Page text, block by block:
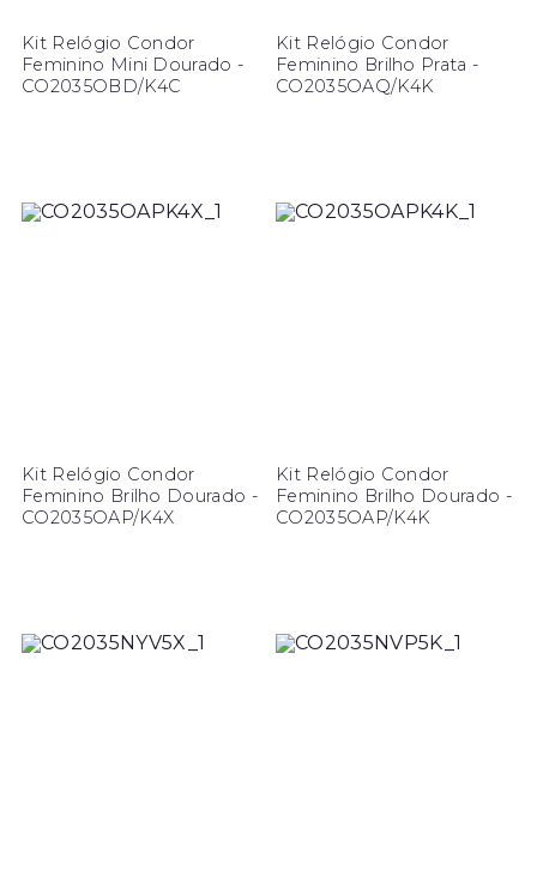
Kit Relógio Condor
Feminino Mini Dourado -
CO2035OBD/K4C
Kit Relógio Condor
Feminino Brilho Prata -
CO2035OAQ/K4K
Kit Relógio Condor
Feminino Brilho Dourado -
CO2035OAP/K4X
Kit Relógio Condor
Feminino Brilho Dourado -
CO2035OAP/K4K